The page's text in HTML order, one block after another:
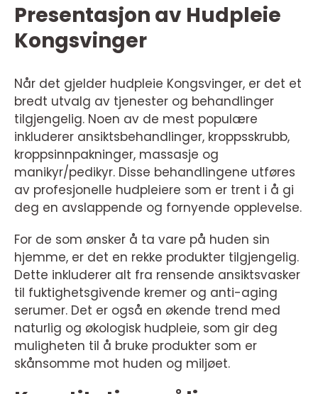
Presentasjon av Hudpleie
Kongsvinger
Når det gjelder hudpleie Kongsvinger, er det et
bredt utvalg av tjenester og behandlinger
tilgjengelig. Noen av de mest populære
inkluderer ansiktsbehandlinger, kroppsskrubb,
kroppsinnpakninger, massasje og
manikyr/pedikyr. Disse behandlingene utføres
av profesjonelle hudpleiere som er trent i å gi
deg en avslappende og fornyende opplevelse.
For de som ønsker å ta vare på huden sin
hjemme, er det en rekke produkter tilgjengelig.
Dette inkluderer alt fra rensende ansiktsvasker
til fuktighetsgivende kremer og anti-aging
serumer. Det er også en økende trend med
naturlig og økologisk hudpleie, som gir deg
muligheten til å bruke produkter som er
skånsomme mot huden og miljøet.